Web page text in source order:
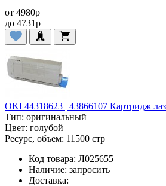
от 4980p
до 4731p
OKI 44318623 | 43866107 Картридж
Тип: оригинальный
Цвет: голубой
Ресурс, объем: 11500 стр
Код товара: Л025655
Наличие: запросить
Доставка: